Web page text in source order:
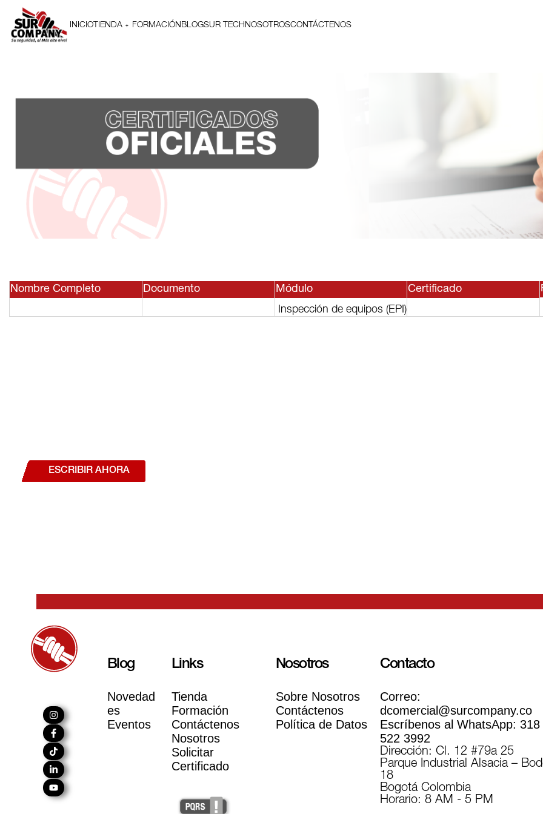
INICIO TIENDA FORMACIÓNBLOGSUR TECHNOSOTROSCONTÁCTENOS
Nombre Completo Documento
Módulo
Inspección de equipos (EPI)
Certificado
ESCRIBIR AHORA
Blog
Novedad
es
Eventos
Links
Tienda
Formación
Contáctenos
Nosotros
Solicitar
Certificado
Nosotros
Sobre Nosotros
Contáctenos
Política de Datos
Contacto
Correo:
dcomercial@surcompany.co
Escríbenos al WhatsApp: 318
522 3992
Dirección: Cl. 12 #79a 25
Parque Industrial Alsacia –
18
Bogotá Colombia
Horario: 8 AM - 5 PM